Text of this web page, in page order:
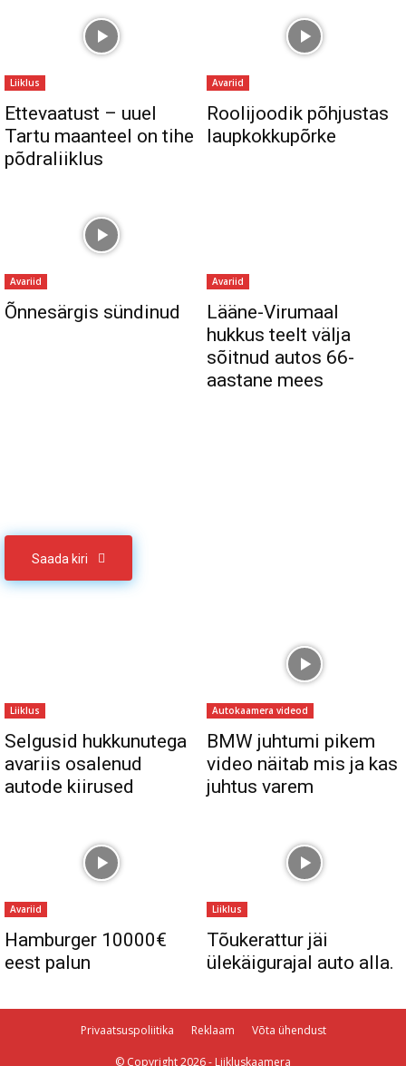
Liiklus
Ettevaatust – uuel
Tartu maanteel on tihe
põdraliiklus
Avariid
Roolijoodik põhjustas
laupkokkupõrke
Avariid
Õnnesärgis sündinud
Avariid
Lääne-Virumaal
hukkus teelt välja
sõitnud autos 66-
aastane mees
Saada kiri
Liiklus
Selgusid hukkunutega
avariis osalenud
autode kiirused
Autokaamera videod
BMW juhtumi pikem
video näitab mis ja kas
juhtus varem
Avariid
Hamburger 10000€
eest palun
Liiklus
Tõukerattur jäi
ülekäigurajal auto alla.
Privaatsuspoliitika Reklaam Võta ühendust
© Copyright 2026 - Liikluskaamera